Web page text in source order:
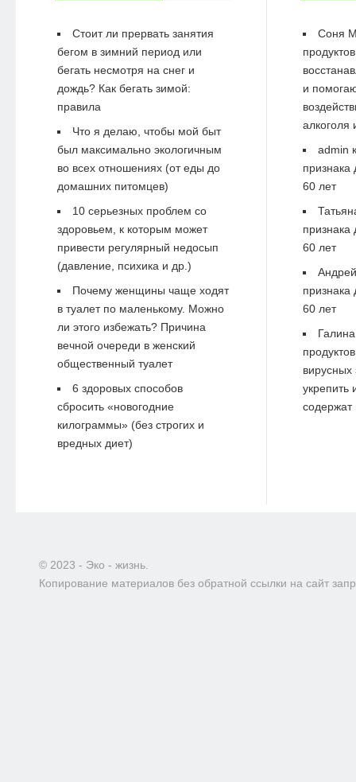
Стоит ли прервать занятия
бегом в зимний период или
бегать несмотря на снег и
дождь? Как бегать зимой:
правила
Что я делаю, чтобы мой быт
был максимально экологичным
во всех отношениях (от еды до
домашних питомцев)
10 серьезных проблем со
здоровьем, к которым может
привести регулярный недосып
(давление, психика и др.)
Почему женщины чаще ходят
в туалет по маленькому. Можно
ли этого избежать? Причина
вечной очереди в женский
общественный туалет
6 здоровых способов
сбросить «новогодние
килограммы» (без строгих и
вредных диет)
Соня
и
алкоголя
admin
60 лет
60 лет
Андрей
60 лет
Галина
вирусных
укрепить
содержат
© 2023 - Эко - жизнь.
Копирование материалов без обратной ссылки на сайт